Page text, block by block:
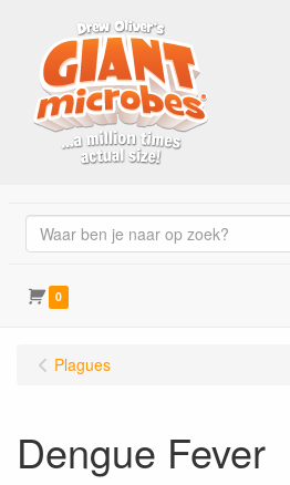
0
Plagues
Dengue Fever